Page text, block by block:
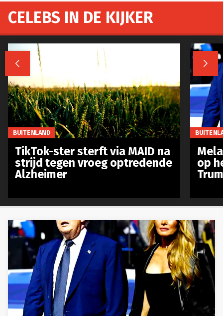
CELEBS IN DE KIJKER
 
BUITENLAND
TikTok-ster sterft via MAID na
strijd tegen vroeg optredende
Alzheimer
op